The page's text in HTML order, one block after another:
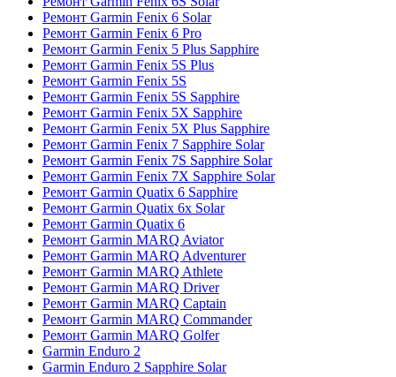
Ремонт Garmin Fenix 6 Solar
Ремонт Garmin Fenix 6 Pro
Ремонт Garmin Fenix 5 Plus Sapphire
Ремонт Garmin Fenix 5S Plus
Ремонт Garmin Fenix 5S
Ремонт Garmin Fenix 5S Sapphire
Ремонт Garmin Fenix 5X Sapphire
Ремонт Garmin Fenix 5X Plus Sapphire
Ремонт Garmin Fenix 7 Sapphire Solar
Ремонт Garmin Fenix 7S Sapphire Solar
Ремонт Garmin Fenix 7X Sapphire Solar
Ремонт Garmin Quatix 6 Sapphire
Ремонт Garmin Quatix 6x Solar
Ремонт Garmin Quatix 6
Ремонт Garmin MARQ Aviator
Ремонт Garmin MARQ Adventurer
Ремонт Garmin MARQ Athlete
Ремонт Garmin MARQ Driver
Ремонт Garmin MARQ Captain
Ремонт Garmin MARQ Commander
Ремонт Garmin MARQ Golfer
Garmin Enduro 2
Garmin Enduro 2 Sapphire Solar